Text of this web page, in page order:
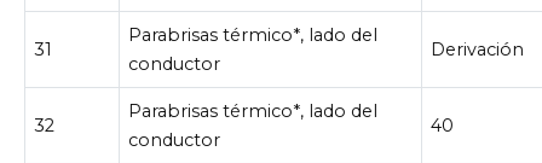
31
Parabrisas térmico*, lado del
conductor
Derivación
32
Parabrisas térmico*, lado del
conductor
40